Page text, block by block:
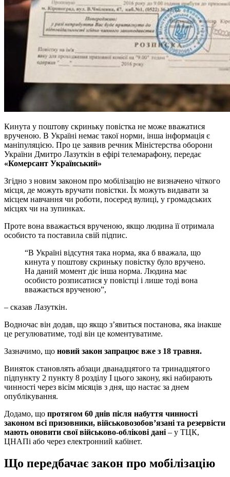
Кинута у поштову скриньку повістка не може вважатися
врученою. В Україні немає такої норми, інша інформація є
маніпуляцією. Про це заявив речник Міністерства оборони
України Дмитро Лазуткін в ефірі телемарафону, передає
«Комерсант Український»
Згідно з новим законом про мобілізацію не визначено чіткого
місця, де можуть вручати повістки. Їх можуть видавати за
місцем навчання чи роботи, посеред вулиці, у громадських
місцях чи на зупинках.
Проте вона вважається врученою, якщо людина її отримала
особисто та поставила свій підпис.
“В Україні відсутня така норма, яка б вважала, що
кинута у поштову скриньку повістку було вручено.
На даний момент діє інша норма. Людина має
особисто розписатися у повістці і лише тоді вона
вважається врученою”,
– сказав Лазуткін.
Водночас він додав, що якщо з’явиться постанова, яка інакше
це регулюватиме, тоді він це коментуватиме.
Зазначимо, що новий закон запрацює вже з 18 травня.
Виняток становлять абзаци дванадцятого та тринадцятого
підпункту 2 пункту 8 розділу I цього закону, які набирають
чинності через вісім місяців з дня, що настає за днем
опублікування.
Додамо, що протягом 60 днів після набуття чинності
законом всі призовники, військовозобов’язані та резервісти
мають оновити свої військово-облікові дані – у ТЦК,
ЦНАПі або через електронний кабінет.
Що передбачає закон про мобілізацію